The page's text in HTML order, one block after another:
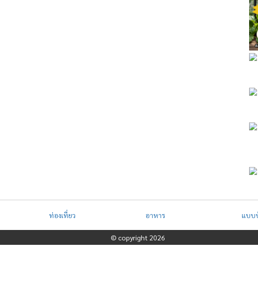
ท่องเที่ยว อาหาร แบบ
© copyright 2026